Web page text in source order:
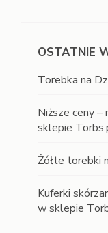
OSTATNIE
Torebka na
Niższe ceny
sklepie
Żółte torebki
Kuferki
w sklepie